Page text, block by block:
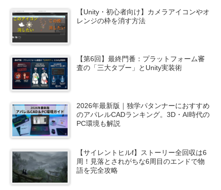
【Unity・初心者向け】カメラアイコンやオ
レンジの枠を消す方法
【第6回】最終門番：プラットフォーム審
査の「三大タブー」とUnity実装術
2026年最新版｜独学パタンナーにおすすめ
のアパレルCADランキング。3D・AI時代の
PC環境も解説
【サイレントヒルf】ストーリー全回収は6
周！見落とされがちな6周目のエンドで物
語を完全攻略